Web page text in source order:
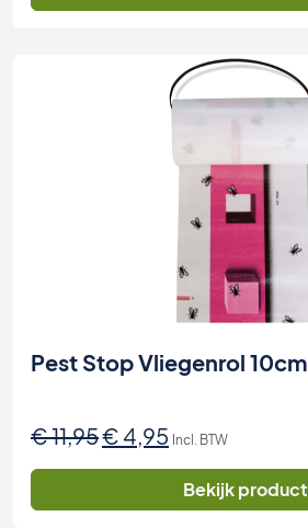
Pest Stop Vliegenrol 10cm
€11,95Oorspronkelijke
€ 11,95.
€ 4,95 Huidige
is:
€ 4,95.
Incl. BTW
Bekijk product